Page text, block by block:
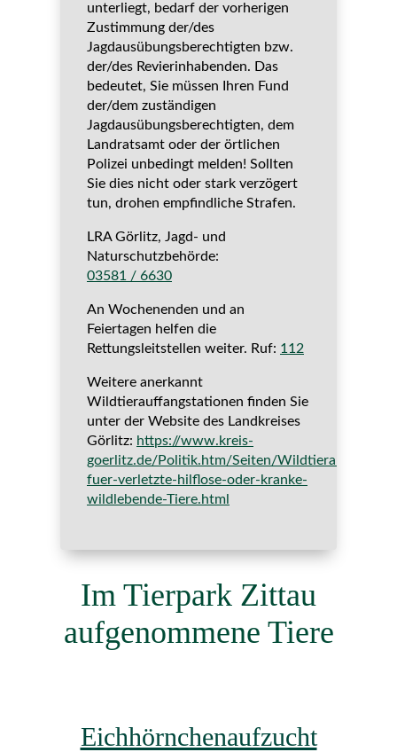
unterliegt, bedarf der vorherigen
Zustimmung der/des
Jagdausübungsberechtigten bzw.
der/des Revierinhabenden. Das
bedeutet, Sie müssen Ihren Fund
der/dem zuständigen
Jagdausübungsberechtigten, dem
Landratsamt oder der örtlichen
Polizei unbedingt melden! Sollten
Sie dies nicht oder stark verzögert
tun, drohen empfindliche Strafen.
LRA Görlitz, Jagd- und
Naturschutzbehörde:
03581 / 6630
An Wochenenden und an
Feiertagen helfen die
Rettungsleitstellen weiter. Ruf: 112
Weitere anerkannt
Wildtierauffangstationen finden Sie
unter der Website des Landkreises
Görlitz: https://www.kreis-
goerlitz.de/Politik.htm/Seiten/
fuer-verletzte-hilflose-oder-kranke-
wildlebende-Tiere.html
Im Tierpark Zittau
aufgenommene Tiere
Eichhörnchenaufzucht